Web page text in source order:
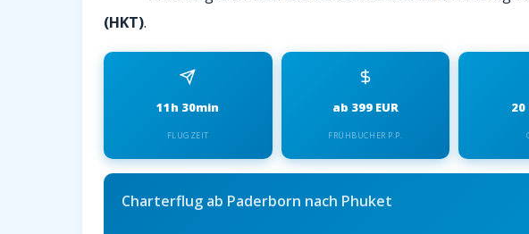
(HKT).
11h 30min
FLUGZEIT
ab 399 EUR
FRÜHBUCHER P.P.
Charterflug ab Paderborn nach Phuket